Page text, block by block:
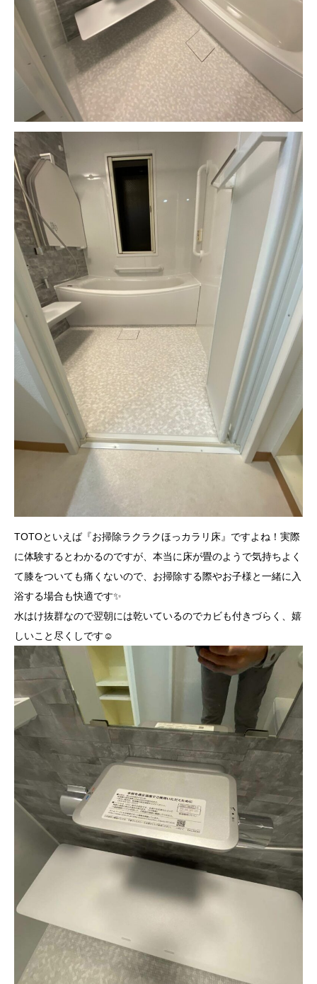
TOTOといえば『お掃除ラクラクほっカラリ床』ですよね！実際
に体験するとわかるのですが、本当に床が畳のようで気持ちよく
て膝をついても痛くないので、お掃除する際やお子様と一緒に入
浴する場合も快適です✨
水はけ抜群なので翌朝には乾いているのでカビも付きづらく、嬉
しいこと尽くしです☺